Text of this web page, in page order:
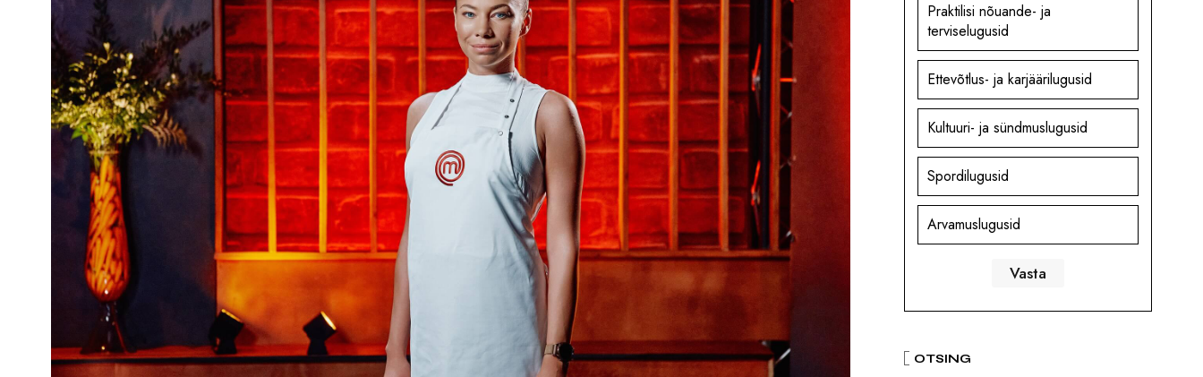
Praktilisi nõuande- ja
terviselugusid
Ettevõtlus- ja karjäärilugusid
Kultuuri- ja sündmuslugusid
Spordilugusid
Arvamuslugusid
OTSING